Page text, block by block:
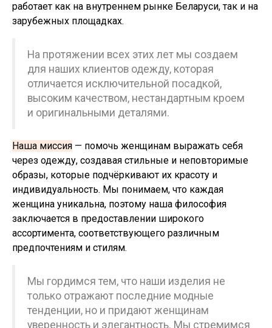
работает как на внутреннем рынке Беларуси, так и на
зарубежных площадках.
На протяжении всех этих лет мы создаем
для наших клиентов одежду, которая
отличается исключительной посадкой,
высоким качеством, нестандартным кроем
и оригинальными деталями.
Наша миссия — помочь женщинам выражать себя
через одежду, создавая стильные и неповторимые
образы, которые подчёркивают их красоту и
индивидуальность. Мы понимаем, что каждая
женщина уникальна, поэтому наша философия
заключается в предоставлении широкого
ассортимента, соответствующего различным
предпочтениям и стилям.
Мы гордимся тем, что наши изделия не
только отражают последние модные
тенденции, но и придают женщинам
уверенность и элегантность. Мы стремимся